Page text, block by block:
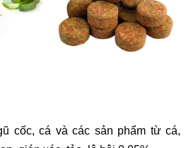
cốc, cá và các sản phẩm từ cá,